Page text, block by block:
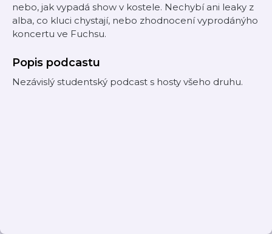
nebo, jak vypadá show v kostele. Nechybí ani leaky z
alba, co kluci chystají, nebo zhodnocení vyprodánýho
koncertu ve Fuchsu.
Popis podcastu
Nezávislý studentský podcast s hosty všeho druhu.